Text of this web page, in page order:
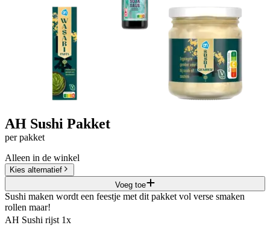
AH Sushi Pakket
per pakket
Alleen in de winkel
Kies alternatief
Voeg toe
Sushi maken wordt een feestje met dit pakket vol verse smaken
rollen maar!
AH Sushi rijst 1x